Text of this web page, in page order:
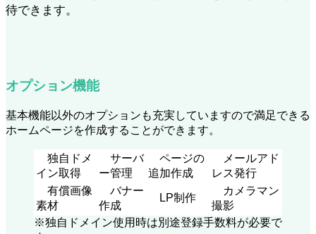
待できます。
オプション機能
基本機能以外のオプションも充実していますので満足できる
ホームページを作成することができます。
独自ドメ
イン取得
サーバ
ー管理
ページの
追加作成
メールアド
レス発行
有償画像
素材
バナー
作成
LP制作
カメラマン
撮影
※独自ドメイン使用時は別途登録手数料が必要で